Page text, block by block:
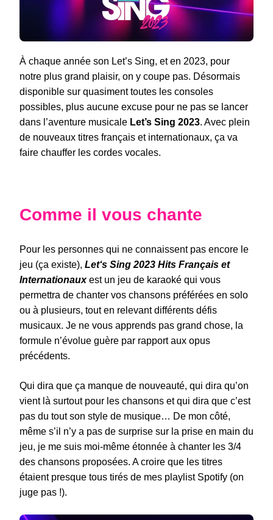
À chaque année son Let’s Sing, et en 2023, pour
notre plus grand plaisir, on y coupe pas. Désormais
disponible sur quasiment toutes les consoles
possibles, plus aucune excuse pour ne pas se lancer
dans l’aventure musicale Let’s Sing 2023. Avec plein
de nouveaux titres français et internationaux, ça va
faire chauffer les cordes vocales.
Comme il vous chante
Pour les personnes qui ne connaissent pas encore le
jeu (ça existe), Let‘s Sing 2023 Hits Français et
Internationauxest un jeu de karaoké qui vous
permettra de chanter vos chansons préférées en solo
ou à plusieurs, tout en relevant différents défis
musicaux. Je ne vous apprends pas grand chose, la
formule n’évolue guère par rapport aux opus
précédents.
Qui dira que ça manque de nouveauté, qui dira qu’on
vient là surtout pour les chansons et qui dira que c’est
pas du tout son style de musique… De mon côté,
même s’il n’y a pas de surprise sur la prise en main du
jeu, je me suis moi-même étonnée à chanter les 3/4
des chansons proposées. A croire que les titres
étaient presque tous tirés de mes playlist Spotify (on
juge pas !).